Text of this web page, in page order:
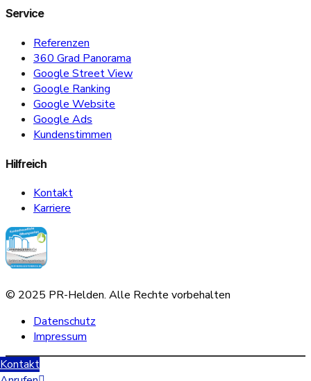
Service
Referenzen
360 Grad Panorama
Google Street View
Google Ranking
Google Website
Google Ads
Kundenstimmen
Hilfreich
Kontakt
Karriere
Kontakt
© 2025 PR-Helden. Alle Rechte vorbehalten
Datenschutz
Impressum
Scroll
Up
Sofern Sie Ihre Datenschutzeinstellungen ändern möchten z.B. Erteilung